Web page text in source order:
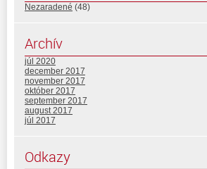
Nezaradené (48)
Archív
júl 2020
december 2017
november 2017
október 2017
september 2017
august 2017
júl 2017
Odkazy